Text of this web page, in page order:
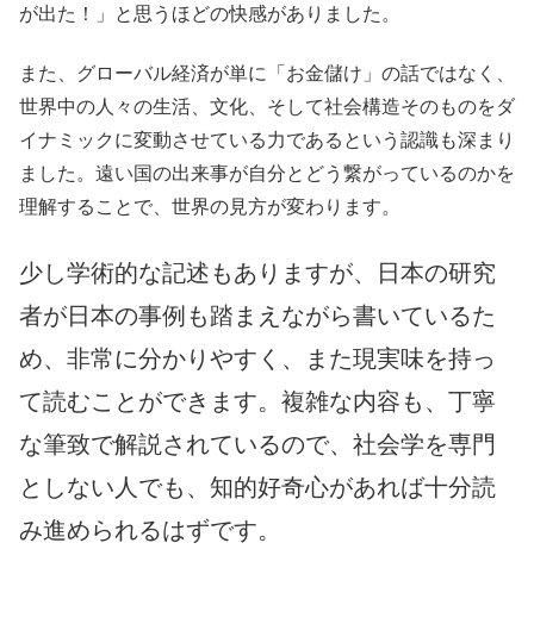
が出た！」と思うほどの快感がありました。
また、グローバル経済が単に「お金儲け」の話ではなく、
世界中の人々の生活、文化、そして社会構造そのものをダ
イナミックに変動させている力であるという認識も深まり
ました。遠い国の出来事が自分とどう繋がっているのかを
理解することで、世界の見方が変わります。
少し学術的な記述もありますが、日本の研究
者が日本の事例も踏まえながら書いているた
め、非常に分かりやすく、また現実味を持っ
て読むことができます。複雑な内容も、丁寧
な筆致で解説されているので、社会学を専門
としない人でも、知的好奇心があれば十分読
み進められるはずです。